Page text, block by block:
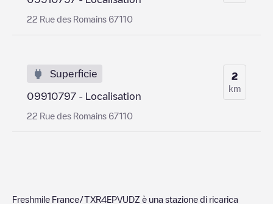
22 Rue des Romains 67110
Superficie
09910797 - Localisation
22 Rue des Romains 67110
2
km
Freshmile France/TXR4EPVUDZ è una stazione di ricarica